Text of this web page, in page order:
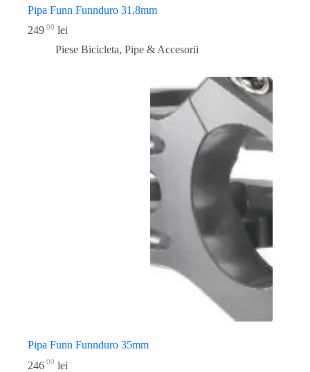
Pipa Funn Funnduro 31,8mm
249 00 lei
Piese Bicicleta, Pipe & Accesorii
Pipa Funn Funnduro 35mm
246 00 lei